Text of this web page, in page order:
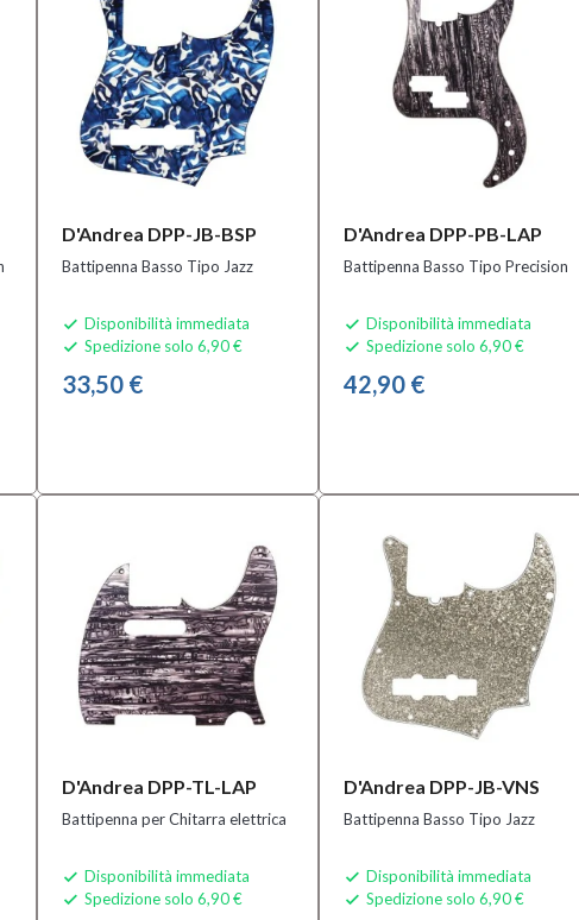
D'Andrea DPP-JB-BSP
Battipenna Basso Tipo Jazz
 Disponibilità immediata
 Spedizione solo 6,90 €
33,50 €
D'Andrea DPP-PB-LAP
Battipenna Basso Tipo Precision
 Disponibilità immediata
 Spedizione solo 6,90 €
42,90 €
D'Andrea DPP-TL-LAP
Battipenna per Chitarra elettrica
 Disponibilità immediata
 Spedizione solo 6,90 €
D'Andrea DPP-JB-VNS
Battipenna Basso Tipo Jazz
 Disponibilità immediata
 Spedizione solo 6,90 €